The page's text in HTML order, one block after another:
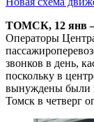
ТОМСК, 12 янв –
Операторы
звонков в день,
поскольку в
вынуждены были
Томск в четверг